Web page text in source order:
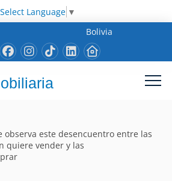
Select Language ▼
Bolivia
observa este desencuentro entre las
quiere vender y las